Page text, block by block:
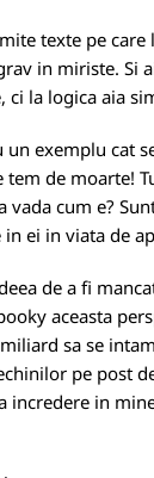
texte pe care
in miriste. Si
ci la logica aia
un exemplu cat
de moarte!
vada cum e?
ei in viata de
de a fi
aceasta
sa se
pe post
incredere in